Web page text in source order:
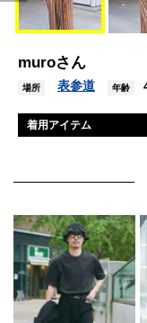
muroさん
場所 表参道 年齢
着用アイテム
シューズ チャムラ
ギュパール
腕時計 カシオ
アクセサリー ノゾク